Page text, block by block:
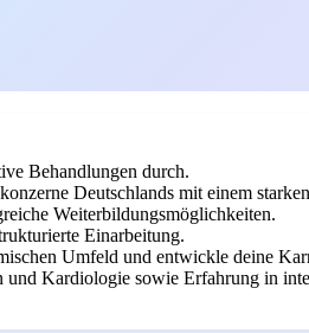
Behandlungen durch.
Deutschlands mit einem
Weiterbildungsmöglichkeiten.
Einarbeitung.
Umfeld und entwickle deine
Kardiologie sowie Erfahrung in